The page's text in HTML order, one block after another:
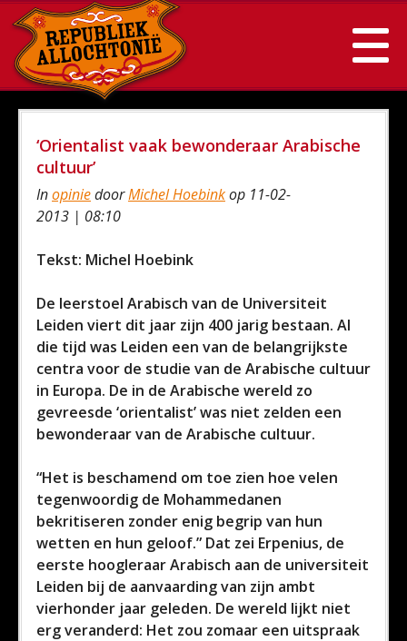
‘Orientalist vaak bewonderaar Arabische
cultuur’
InopiniedoorMichel Hoebinkop 11-02-
2013 | 08:10
Tekst: Michel Hoebink
De leerstoel Arabisch van de Universiteit
Leiden viert dit jaar zijn 400 jarig bestaan. Al
die tijd was Leiden een van de belangrijkste
centra voor de studie van de Arabische cultuur
in Europa. De in de Arabische wereld zo
gevreesde ‘orientalist’ was niet zelden een
bewonderaar van de Arabische cultuur.
“Het is beschamend om toe zien hoe velen
tegenwoordig de Mohammedanen
bekritiseren zonder enig begrip van hun
wetten en hun geloof.” Dat zei Erpenius, de
eerste hoogleraar Arabisch aan de universiteit
Leiden bij de aanvaarding van zijn ambt
vierhonder jaar geleden. De wereld lijkt niet
erg veranderd: Het zou zomaar een uitspraak